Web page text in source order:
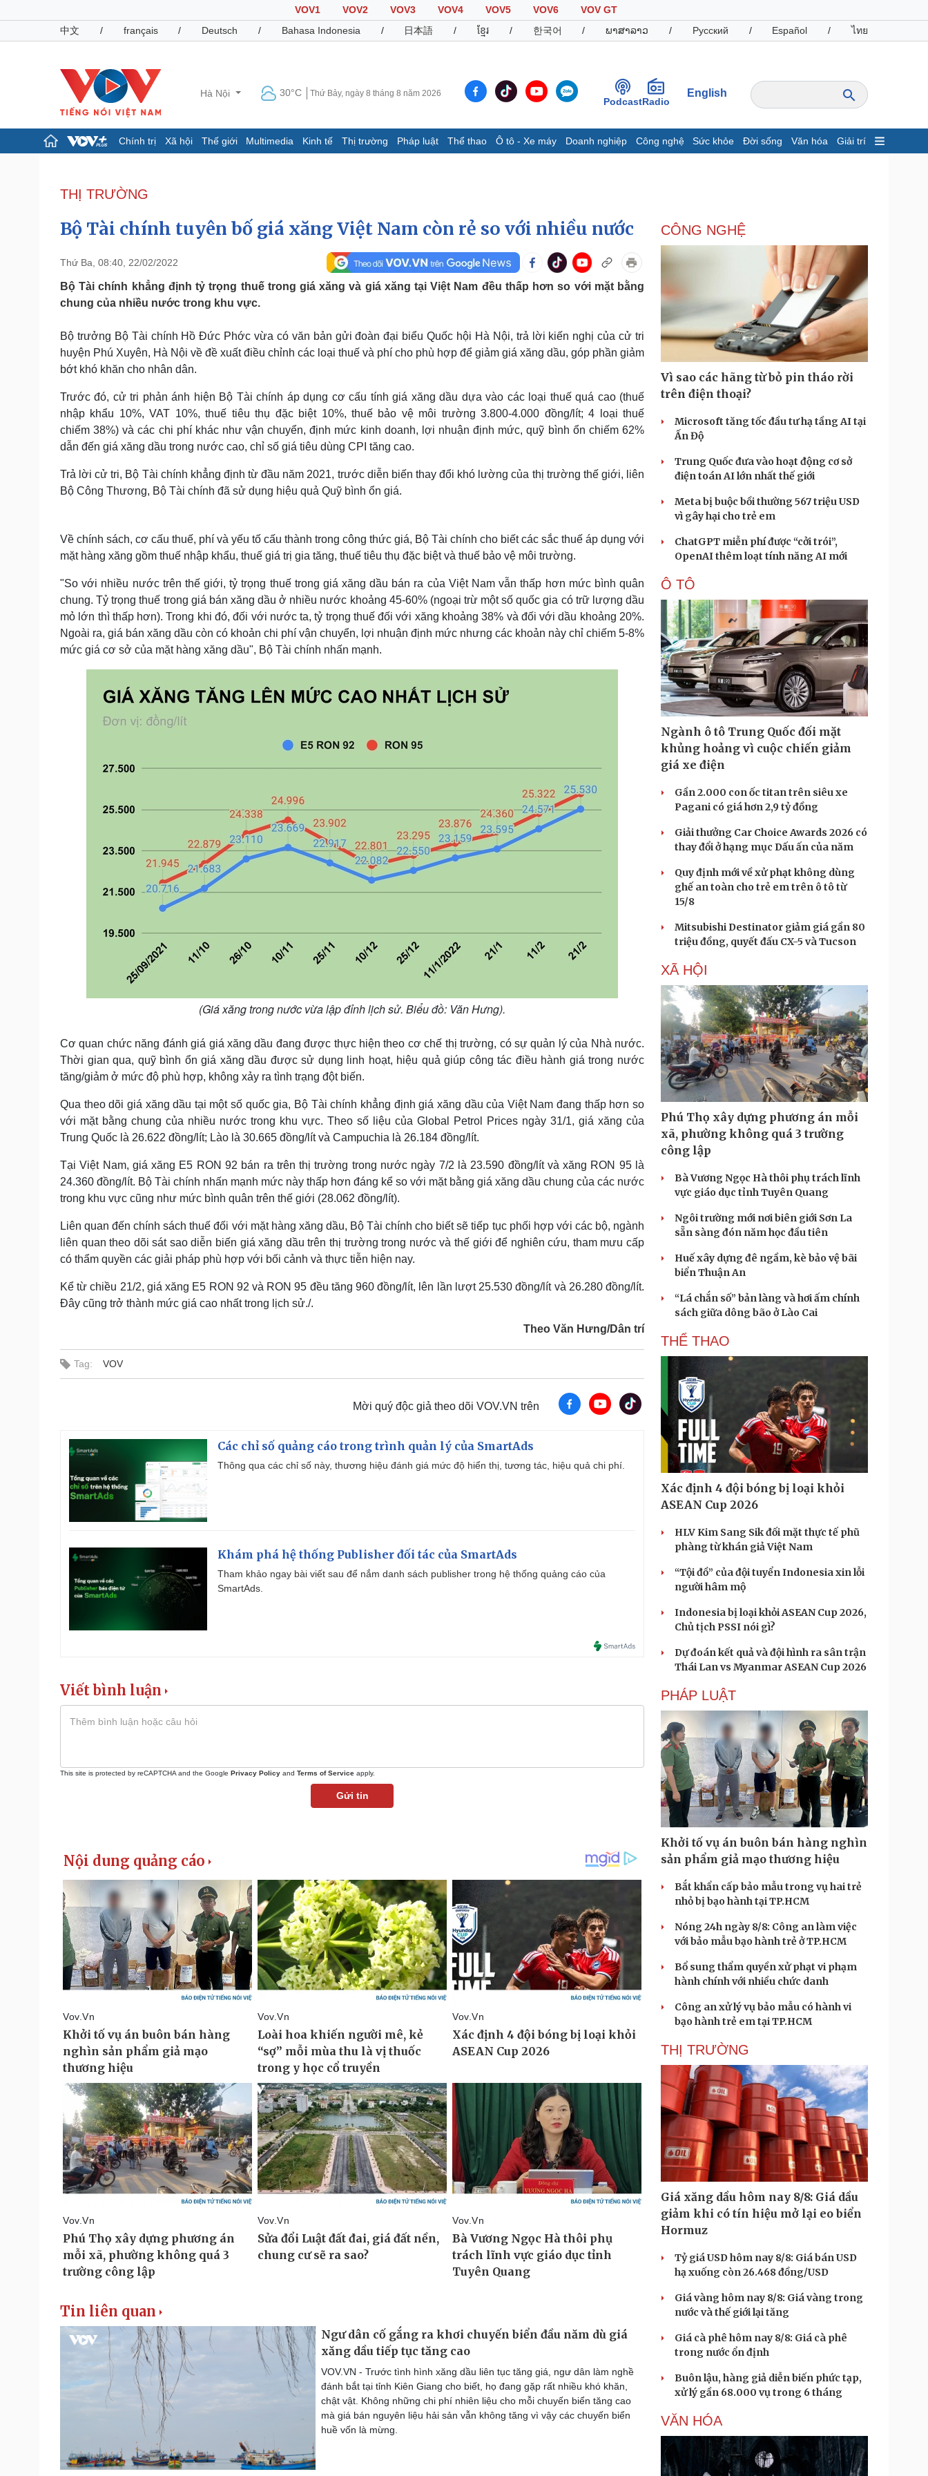
VOV1 VOV2 VOV3 VOV4 VOV5 VOV6
VOV GT
中文
/ français / Deutsch / Bahasa Indonesia / 日本語 / ខ្មែរ / 한국어 / ພາສາລາວ / Русский / Español / ไทย
Hà Nội 30°C Thứ Bảy, ngày 8 tháng 8 năm 2026
PodcastRadio
English
Chính trị Xã hội Thế giới Multimedia Kinh tế Thị trường Pháp luật Thể thao Ô tô - Xe máy Doanh nghiệp Công nghệ Sức khỏe Đời sống Văn hóa Giải trí
Đảng
Tổ chức nhân sự
Nhận diện sự thật
Dấu ấn VOV
Infographic
Giá cà phê
Pháp luật
Vụ án
Tư vấn luật
Quân sự - Quốc phòng
Vũ khí
Phân tích
Thể thao
Thế giới thể thao
eSports
Hậu trường
Ô tô - Xe máy
Tư vấn
Doanh nghiệp
Thông tin doanh nghiệp
Doanh nghiệp 24h
Doanh nhân
Vì cộng đồng
Công nghệ
Sành điệu
Tin Công nghệ
Trải nghiệm
Chuyển đổi số
Dinh dưỡng - món ngon
Cây thuốc
Sản phụ khoa
Nhi khoa
Làm đẹp - giảm cân
Phòng mạch online
Nhà đẹp
Blog
Tình yêu - Gia đình
Sân khấu - Điện ảnh
Văn học
Âm nhạc
Di sản
Nghệ sĩ
Thời trang
Sao Việt
Tư vấn
Săn Tour
check-in
Podcast
Đọc truyện đêm khuya
Hạt giống tâm hồn
THỊ TRƯỜNG
Bộ Tài chính tuyên bố giá xăng Việt Nam còn rẻ so với nhiều nước
Thứ Ba, 08:40, 22/02/2022
Bộ Tài chính khẳng định tỷ trọng thuế trong giá xăng và giá xăng tại Việt Nam đều thấp hơn so với mặt bằng
chung của nhiều nước trong khu vực.
Bộ trưởng Bộ Tài chính Hồ Đức Phớc vừa có văn bản gửi đoàn đại biểu Quốc hội Hà Nội, trả lời kiến nghị của cử tri
huyện Phú Xuyên, Hà Nội về đề xuất điều chỉnh các loại thuế và phí cho phù hợp để giảm giá xăng dầu, góp phần giảm
bớt khó khăn cho nhân dân.
Trước đó, cử tri phản ánh hiện Bộ Tài chính áp dụng cơ cấu tính giá xăng dầu dựa vào các loại thuế quá cao (thuế
nhập khẩu 10%, VAT 10%, thuế tiêu thụ đặc biệt 10%, thuế bảo vệ môi trường 3.800-4.000 đồng/lít; 4 loại thuế
chiếm 38%) và các chi phí khác như vận chuyển, định mức kinh doanh, lợi nhuận định mức, quỹ bình ổn chiếm 62%
dẫn đến giá xăng dầu trong nước cao, chỉ số giá tiêu dùng CPI tăng cao.
Trả lời cử tri, Bộ Tài chính khẳng định từ đầu năm 2021, trước diễn biến thay đổi khó lường của thị trường thế giới, liên
Bộ Công Thương, Bộ Tài chính đã sử dụng hiệu quả Quỹ bình ổn giá.
Về chính sách, cơ cấu thuế, phí và yếu tố cấu thành trong công thức giá, Bộ Tài chính cho biết các sắc thuế áp dụng với
mặt hàng xăng gồm thuế nhập khẩu, thuế giá trị gia tăng, thuế tiêu thụ đặc biệt và thuế bảo vệ môi trường.
"So với nhiều nước trên thế giới, tỷ trọng thuế trong giá xăng dầu bán ra của Việt Nam vẫn thấp hơn mức bình quân
chung. Tỷ trọng thuế trong giá bán xăng dầu ở nhiều nước khoảng 45-60% (ngoại trừ một số quốc gia có trữ lượng dầu
mỏ lớn thì thấp hơn). Trong khi đó, đối với nước ta, tỷ trọng thuế đối với xăng khoảng 38% và đối với dầu khoảng 20%.
Ngoài ra, giá bán xăng dầu còn có khoản chi phí vận chuyển, lợi nhuận định mức nhưng các khoản này chỉ chiếm 5-8%
mức giá cơ sở của mặt hàng xăng dầu", Bộ Tài chính nhấn mạnh.
(Giá xăng trong nước vừa lập đỉnh lịch sử. Biểu đồ: Văn Hưng).
Cơ quan chức năng đánh giá giá xăng dầu đang được thực hiện theo cơ chế thị trường, có sự quản lý của Nhà nước.
Thời gian qua, quỹ bình ổn giá xăng dầu được sử dụng linh hoạt, hiệu quả giúp công tác điều hành giá trong nước
tăng/giảm ở mức độ phù hợp, không xảy ra tình trạng đột biến.
Qua theo dõi giá xăng dầu tại một số quốc gia, Bộ Tài chính khẳng định giá xăng dầu của Việt Nam đang thấp hơn so
với mặt bằng chung của nhiều nước trong khu vực. Theo số liệu của Global Petrol Prices ngày 31/1, giá xăng của
Trung Quốc là 26.622 đồng/lít; Lào là 30.665 đồng/lít và Campuchia là 26.184 đồng/lít.
Tại Việt Nam, giá xăng E5 RON 92 bán ra trên thị trường trong nước ngày 7/2 là 23.590 đồng/lít và xăng RON 95 là
24.360 đồng/lít. Bộ Tài chính nhấn mạnh mức này thấp hơn đáng kể so với mặt bằng giá xăng dầu chung của các nước
trong khu vực cũng như mức bình quân trên thế giới (28.062 đồng/lít).
Liên quan đến chính sách thuế đối với mặt hàng xăng dầu, Bộ Tài chính cho biết sẽ tiếp tục phối hợp với các bộ, ngành
liên quan theo dõi sát sao diễn biến giá xăng dầu trên thị trường trong nước và thế giới để nghiên cứu, tham mưu cấp
có thẩm quyền các giải pháp phù hợp với bối cảnh và thực tiễn hiện nay.
Kể từ chiều 21/2, giá xăng E5 RON 92 và RON 95 đều tăng 960 đồng/lít, lên lần lượt 25.530 đồng/lít và 26.280 đồng/lít.
Đây cũng trở thành mức giá cao nhất trong lịch sử./.
Theo Văn Hưng/Dân trí
Tag: VOV
Mời quý độc giả theo dõi VOV.VN trên
Các chỉ số quảng cáo trong trình quản lý của SmartAds
Thông qua các chỉ số này, thương hiệu đánh giá mức độ hiển thị, tương tác, hiệu quả chi phí.
Khám phá hệ thống Publisher đối tác của SmartAds
Tham khảo ngay bài viết sau để nắm danh sách publisher trong hệ thống quảng cáo của
SmartAds.
Viết bình luận
This site is protected by reCAPTCHA and the Google Privacy Policy and Terms of Service apply.
Gửi tin
Tin liên quan
Ngư dân cố gắng ra khơi chuyến biển đầu năm dù giá
xăng dầu tiếp tục tăng cao
VOV.VN - Trước tình hình xăng dầu liên tục tăng giá, ngư dân làm nghề
đánh bắt tại tỉnh Kiên Giang cho biết, họ đang gặp rất nhiều khó khăn,
chật vật. Không những chi phí nhiên liệu cho mỗi chuyến biển tăng cao
mà giá bán nguyên liệu hải sản vẫn không tăng vì vậy các chuyến biển
huề vốn là mừng.
CÔNG NGHỆ
Vì sao các hãng từ bỏ pin tháo rời
trên điện thoại?
Microsoft tăng tốc đầu tư hạ tầng AI tại
Ấn Độ
Trung Quốc đưa vào hoạt động cơ sở
điện toán AI lớn nhất thế giới
Meta bị buộc bồi thường 567 triệu USD
vì gây hại cho trẻ em
ChatGPT miễn phí được “cởi trói”,
OpenAI thêm loạt tính năng AI mới
Ô TÔ
Ngành ô tô Trung Quốc đối mặt
khủng hoảng vì cuộc chiến giảm
giá xe điện
Gần 2.000 con ốc titan trên siêu xe
Pagani có giá hơn 2,9 tỷ đồng
Giải thưởng Car Choice Awards 2026 có
thay đổi ở hạng mục Dấu ấn của năm
Quy định mới về xử phạt không dùng
ghế an toàn cho trẻ em trên ô tô từ
15/8
Mitsubishi Destinator giảm giá gần 80
triệu đồng, quyết đấu CX-5 và Tucson
XÃ HỘI
Phú Thọ xây dựng phương án mỗi
xã, phường không quá 3 trường
công lập
Bà Vương Ngọc Hà thôi phụ trách lĩnh
vực giáo dục tỉnh Tuyên Quang
Ngôi trường mới nơi biên giới Sơn La
sẵn sàng đón năm học đầu tiên
Huế xây dựng đê ngầm, kè bảo vệ bãi
biển Thuận An
“Lá chắn số” bản làng và hơi ấm chính
sách giữa dông bão ở Lào Cai
THỂ THAO
Xác định 4 đội bóng bị loại khỏi
ASEAN Cup 2026
HLV Kim Sang Sik đối mặt thực tế phũ
phàng từ khán giả Việt Nam
“Tội đồ” của đội tuyển Indonesia xin lỗi
người hâm mộ
Indonesia bị loại khỏi ASEAN Cup 2026,
Chủ tịch PSSI nói gì?
Dự đoán kết quả và đội hình ra sân trận
Thái Lan vs Myanmar ASEAN Cup 2026
PHÁP LUẬT
Khởi tố vụ án buôn bán hàng nghìn
sản phẩm giả mạo thương hiệu
Bắt khẩn cấp bảo mẫu trong vụ hai trẻ
nhỏ bị bạo hành tại TP.HCM
Nóng 24h ngày 8/8: Công an làm việc
với bảo mẫu bạo hành trẻ ở TP.HCM
Bổ sung thẩm quyền xử phạt vi phạm
hành chính với nhiều chức danh
Công an xử lý vụ bảo mẫu có hành vi
bạo hành trẻ em tại TP.HCM
THỊ TRƯỜNG
Giá xăng dầu hôm nay 8/8: Giá dầu
giảm khi có tín hiệu mở lại eo biển
Hormuz
Tỷ giá USD hôm nay 8/8: Giá bán USD
hạ xuống còn 26.468 đồng/USD
Giá vàng hôm nay 8/8: Giá vàng trong
nước và thế giới lại tăng
Giá cà phê hôm nay 8/8: Giá cà phê
trong nước ổn định
Buôn lậu, hàng giả diễn biến phức tạp,
xử lý gần 68.000 vụ trong 6 tháng
VĂN HÓA